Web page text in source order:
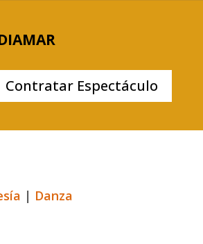
Contratar Espectáculo
| Danza